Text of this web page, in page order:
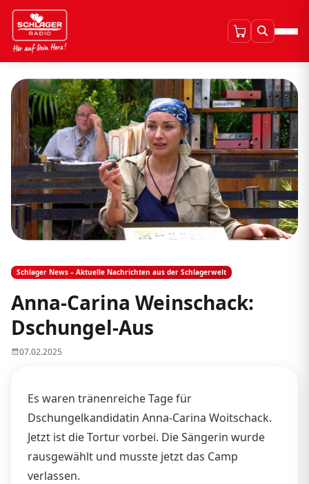
Schlager News – Aktuelle Nachrichten aus der Schlagerwelt
Anna-Carina Weinschack:
Dschungel-Aus
07.02.2025
Es waren tränenreiche Tage für
Dschungelkandidatin Anna-Carina Woitschack.
Jetzt ist die Tortur vorbei. Die Sängerin wurde
rausgewählt und musste jetzt das Camp
verlassen.